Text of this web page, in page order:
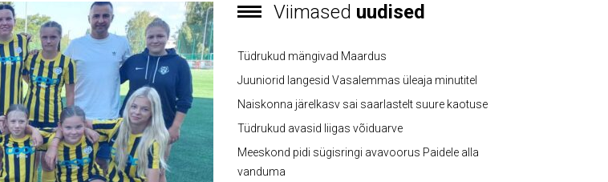
Viimased uudised
Tüdrukud mängivad Maardus
Juuniorid langesid Vasalemmas üleaja minutitel
Naiskonna järelkasv sai saarlastelt suure kaotuse
Tüdrukud avasid liigas võiduarve
Meeskond pidi sügisringi avavoorus Paidele alla
vanduma